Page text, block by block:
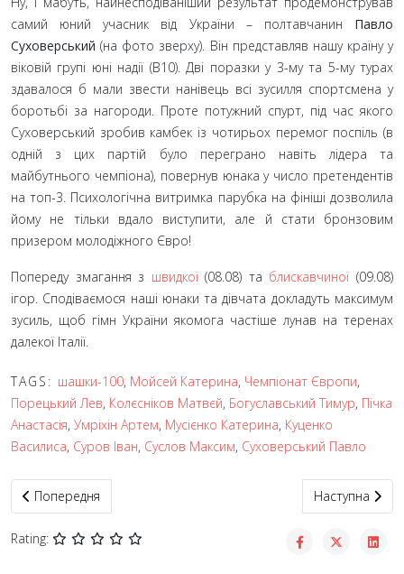
самий юний учасник від України – полтавчанин Павло
Суховерський (на фото зверху). Він представляв нашу країну у
віковій групі юні надії (B10). Дві поразки у 3-му та 5-му турах
здавалося б мали звести нанівець всі зусилля спортсмена у
боротьбі за нагороди. Проте потужний спурт, під час якого
Суховерський зробив камбек із чотирьох перемог поспіль (в
одній з цих партій було переграно навіть лідера та
майбутнього чемпіона), повернув юнака у число претендентів
на топ-3. Психологічна витримка парубка на фініші дозволила
йому не тільки вдало виступити, але й стати бронзовим
призером молодіжного Євро!
Попереду змагання з швидкої(08.08) та блискавчиної(09.08)
ігор. Сподіваємося наші юнаки та дівчата докладуть максимум
зусиль, щоб гімн України якомога частіше лунав на теренах
далекої Італії.
TAGS: шашки-100, Мойсей Катерина, Чемпіонат Європи,
Порецький Лев, Колєсніков Матвєй, Богуславський Тимур, Пічка
Анастасія, Умріхін Артем, Мусієнко Катерина, Куценко
Василиса, Суров Іван, Суслов Максим, Суховерський Павло
Попередня стаття: В Італії завершилися швидкі програми
Попередня Наступна
Наступна
Rating: